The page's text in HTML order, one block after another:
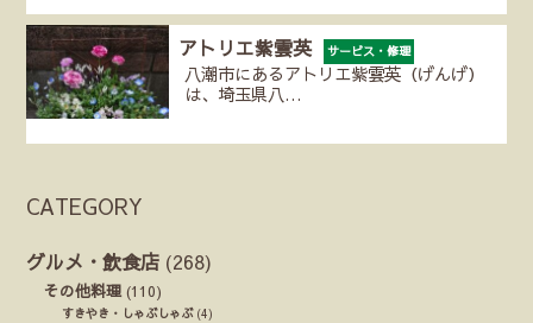
アトリエ紫雲英 サービス・修理
八潮市にあるアトリエ紫雲英（げんげ）
は、埼玉県八…
CATEGORY
グルメ・飲食店 (268)
その他料理 (110)
すきやき・しゃぶしゃぶ(4)